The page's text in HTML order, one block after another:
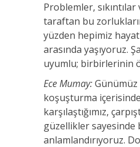
Problemler,
taraftan bu
yüzden hepimiz
arasında yaşıyoruz.
uyumlu; birbirlerinin
Ece Mumay:
koşuşturma
karşılaştığımız,
güzellikler sayesinde
anlamlandırıyoruz.